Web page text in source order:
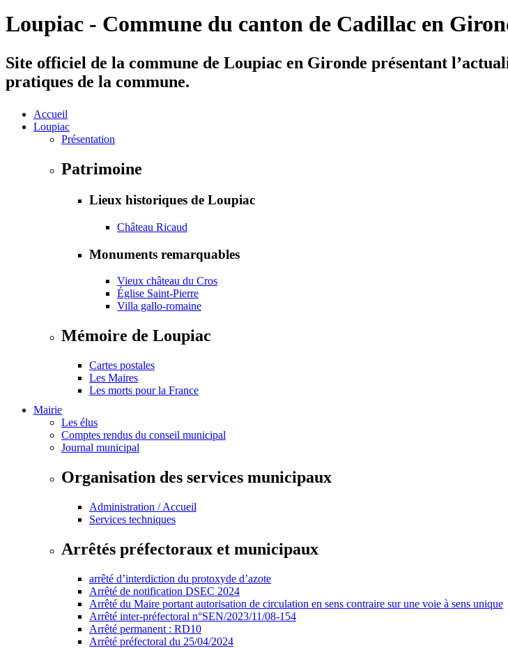
Loupiac - Commune du canton de Cadillac en
Site officiel de la commune de Loupiac en Gironde présentant
pratiques de la commune.
Accueil
Loupiac
Présentation
Patrimoine
Lieux historiques de Loupiac
Château Ricaud
Monuments remarquables
Vieux château du Cros
Église Saint-Pierre
Villa gallo-romaine
Mémoire de Loupiac
Cartes postales
Les Maires
Les morts pour la France
Mairie
Les élus
Comptes rendus du conseil municipal
Journal municipal
Organisation des services municipaux
Administration / Accueil
Services techniques
Arrêtés préfectoraux et municipaux
arrêté d’interdiction du protoxyde d’azote
Arrêté de notification DSEC 2024
Arrêté du Maire portant autorisation de circulation en sens contraire sur une voie à sens unique
Arrêté inter-préfectoral n°SEN/2023/11/08-154
Arrêté permanent : RD10
Arrêté préfectoral du 25/04/2024